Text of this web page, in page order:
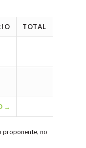
TOTAL
→
proponente, no